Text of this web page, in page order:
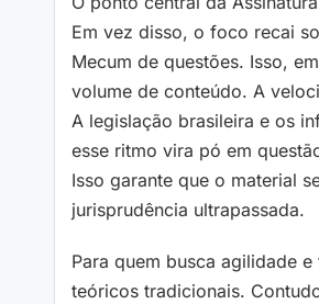
Em vez disso, o foco recai
Mecum de questões. Isso,
volume de conteúdo. A
A legislação brasileira e os
esse ritmo vira pó em
Isso garante que o material
jurisprudência ultrapassada.
Para quem busca agilidade
teóricos tradicionais.